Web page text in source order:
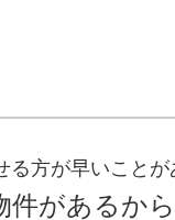
る方が早いことが
件があるから